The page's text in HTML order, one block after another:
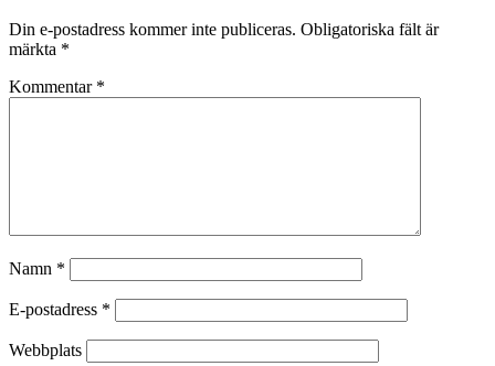
Din e-postadress kommer inte publiceras. Obligatoriska fält är
märkta *
Kommentar *
Namn *
E-postadress *
Webbplats